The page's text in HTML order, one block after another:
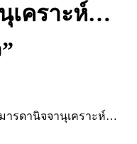
เคราะห์…
ารดานิจจานุเคราะห์…